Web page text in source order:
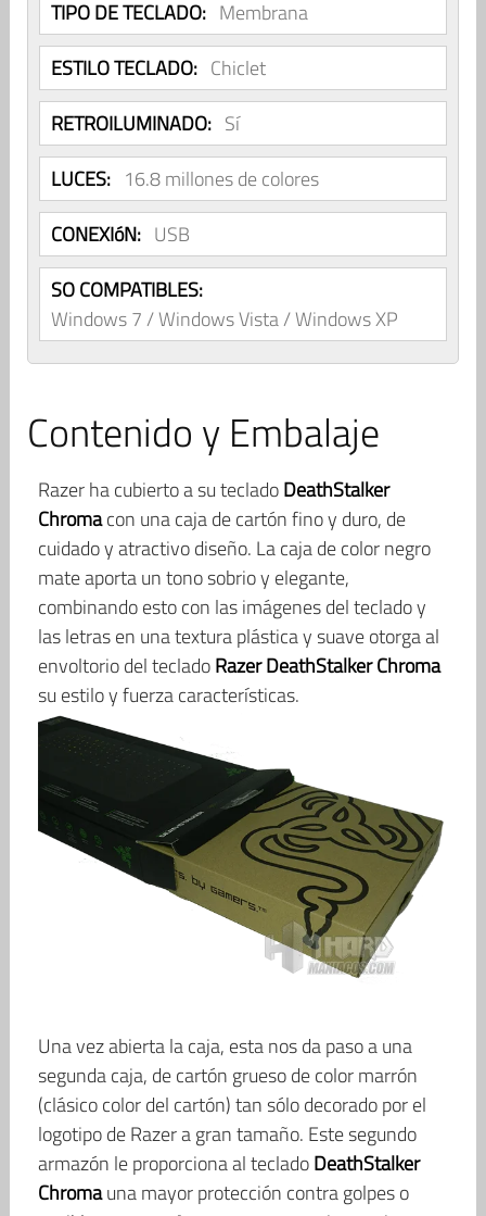
TIPO DE TECLADO: Membrana
ESTILO TECLADO: Chiclet
RETROILUMINADO: Sí
LUCES: 16.8 millones de colores
CONEXIóN: USB
SO COMPATIBLES:
Windows 7 / Windows Vista / Windows XP
Contenido y Embalaje
Razer ha cubierto a su tecladoDeathStalker
Chromacon una caja de cartón fino y duro, de
cuidado y atractivo diseño. La caja de color negro
mate aporta un tono sobrio y elegante,
combinando esto con las imágenes del teclado y
las letras en una textura plástica y suave otorga al
envoltorio del tecladoRazer DeathStalker Chroma
su estilo y fuerza características.
Una vez abierta la caja, esta nos da paso a una
segunda caja, de cartón grueso de color marrón
(clásico color del cartón) tan sólo decorado por el
logotipo de Razer a gran tamaño. Este segundo
armazón le proporciona al tecladoDeathStalker
Chromauna mayor protección contra golpes o